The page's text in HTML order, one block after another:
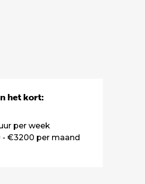
het kort:
per week
€3200 per maand